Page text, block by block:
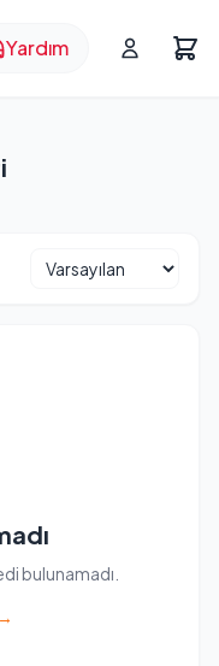
Yardım
bulunamadı.